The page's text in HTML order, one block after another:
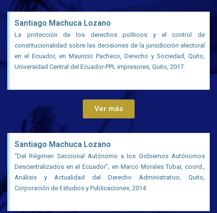
Santiago Machuca Lozano
La protección de los derechos políticos y el control de
constitucionalidad sobre las decisiones de la jurisdicción electoral
en el Ecuador, en Mauricio Pacheco, Derecho y Sociedad, Quito,
Universidad Central del Ecuador-PPL impresores, Quito, 2017.
Ver más
Santiago Machuca Lozano
“Del Régimen Seccional Autónomo a los Gobiernos Autónomos
Descentralizados en el Ecuador”, en Marco Morales Tobar, coord.,
Análisis y Actualidad del Derecho Administrativo, Quito,
Corporación de Estudios y Publicaciones, 2014.